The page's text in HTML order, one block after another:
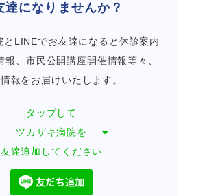
達になりませんか？
とLINEでお友達になると休診案内
報、市民公開講座開催情報等々、
報をお届けいたします。
タップして
ツカザキ病院を
友達追加してください